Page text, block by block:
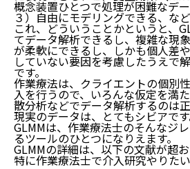
概念装置ひとつで処理が困難なデ
３）自由にモデリングできる、な
これ、どういうことかというと、
てデータ解析できるし、複雑な現
が柔軟にできるし、しかも個人差
していない要因を考慮したうえで
です。
作業療法は、クライエントの個別
入を行うので、いろんな仮定を満
散分析などでデータ解析するのは正
現実のデータは、とてもシビアで
GLMMは、作業療法士のそんなジ
るツールのひとつになりえます。
GLMMの詳細は、以下の文献が超お
特に作業療法士で介入研究やりたい